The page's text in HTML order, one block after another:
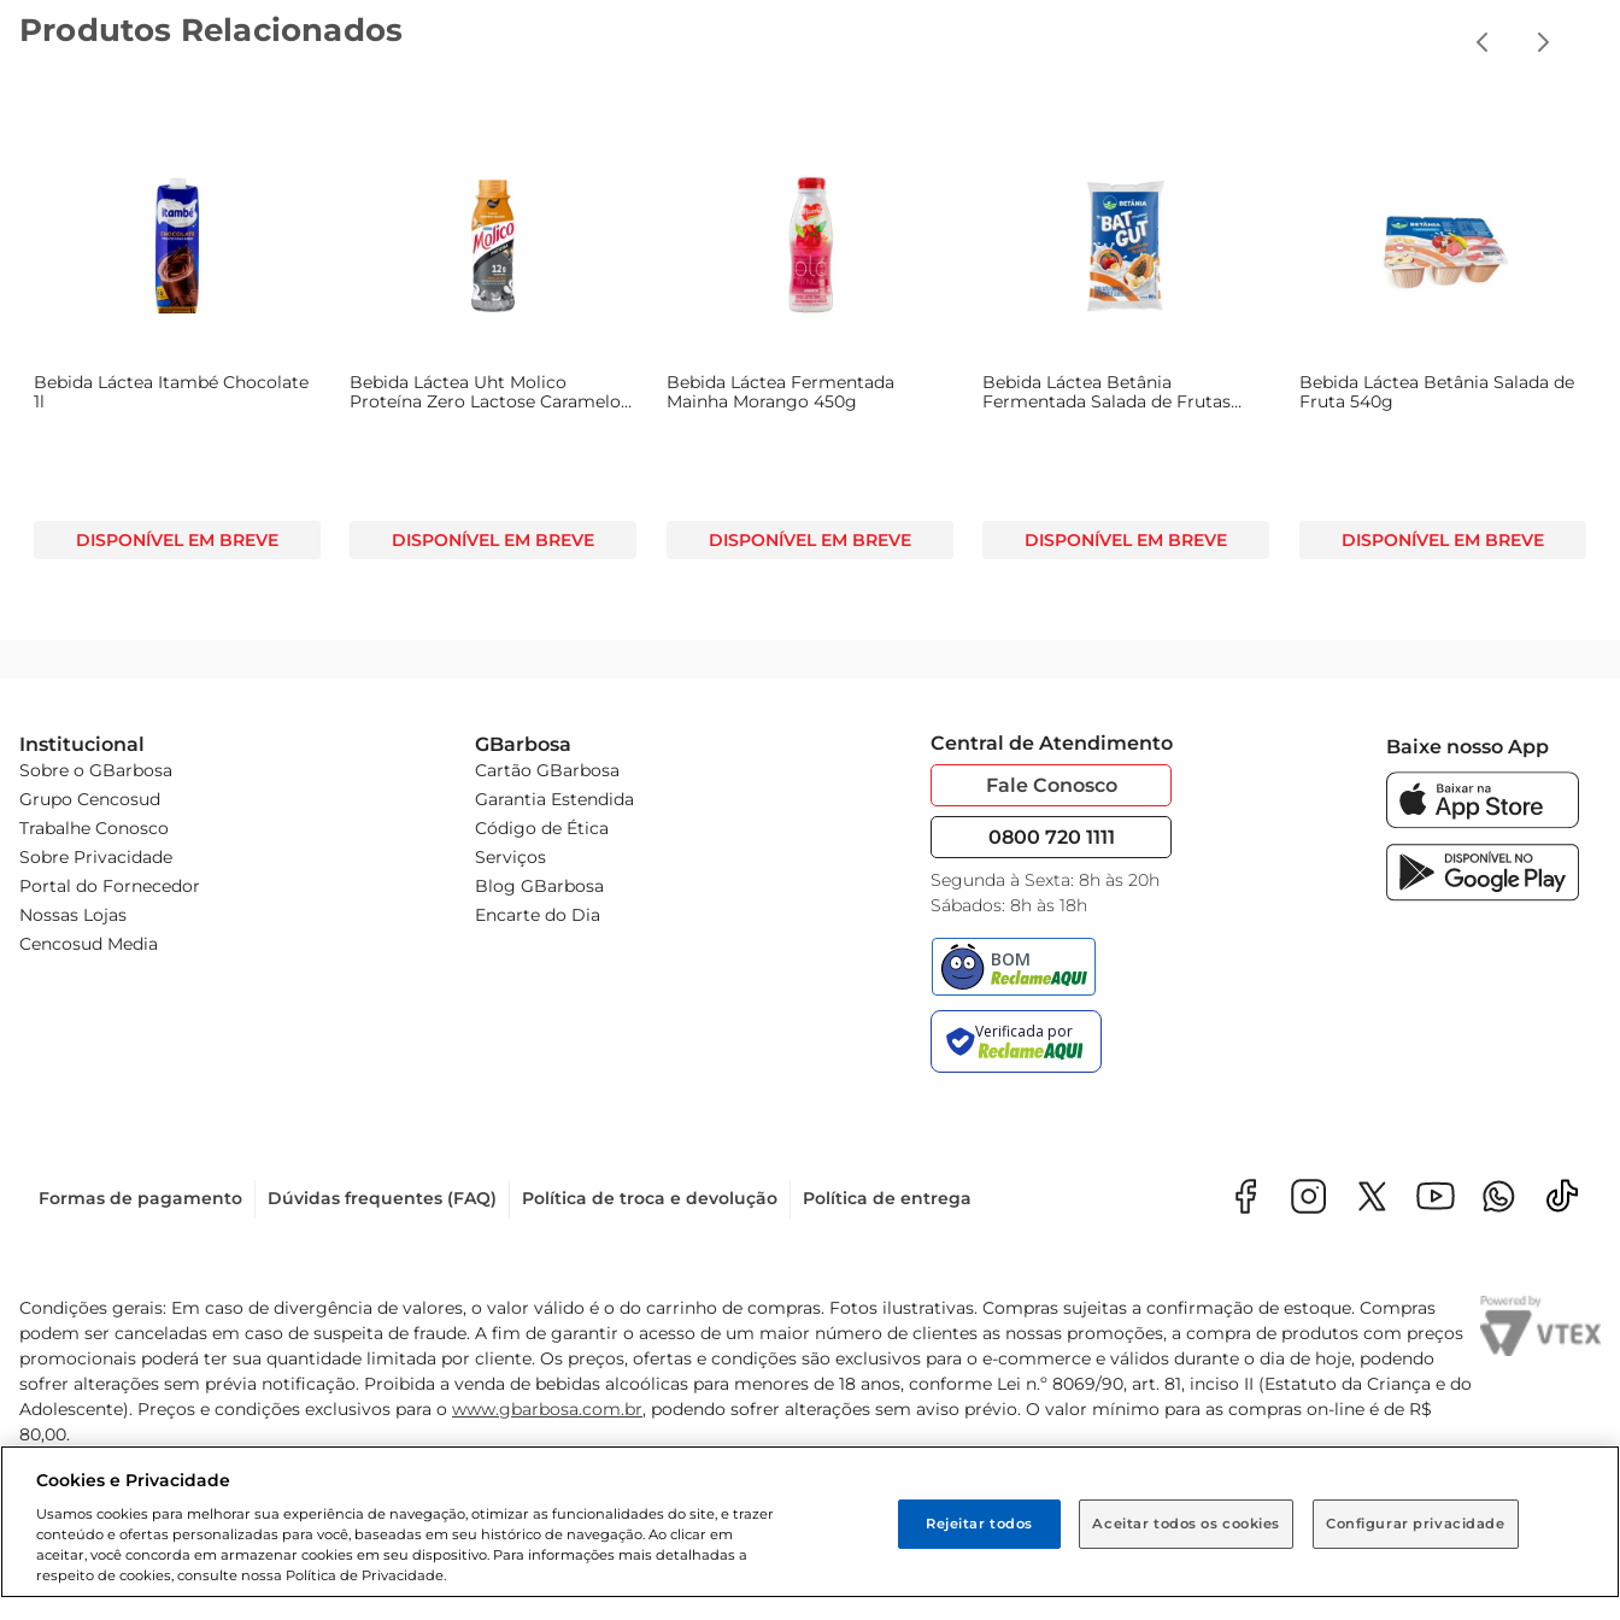
Produtos Relacionados
Bebida Láctea Itambé Chocolate
1l
DISPONÍVEL EM BREVE
Bebida Láctea Uht Molico
Proteína Zero Lactose Caramelo
DISPONÍVEL EM BREVE
Bebida Láctea Fermentada
Mainha Morango 450g
DISPONÍVEL EM BREVE
Bebida Láctea Betânia
Fermentada Salada de Frutas
DISPONÍVEL EM BREVE
Bebida Láctea Betânia Salada de
Fruta 540g
DISPONÍVEL EM BREVE
Institucional
Sobre o GBarbosa
Grupo Cencosud
Trabalhe Conosco
Sobre Privacidade
Portal do Fornecedor
Nossas Lojas
Cencosud Media
GBarbosa
Cartão GBarbosa
Garantia Estendida
Código de Ética
Serviços
Blog GBarbosa
Encarte do Dia
Central de Atendimento
Fale Conosco
0800 720 1111
Segunda à Sexta: 8h às 20h
Sábados: 8h às 18h
Baixe nosso App
Formas de pagamento Dúvidas frequentes (FAQ) Política de troca e devolução Política de entrega
Condições gerais: Em caso de divergência de valores, o valor válido é o do carrinho de compras. Fotos ilustrativas. Compras sujeitas a confirmação de estoque. Compras
podem ser canceladas em caso de suspeita de fraude. A fim de garantir o acesso de um maior número de clientes as nossas promoções, a compra de produtos com preços
promocionais poderá ter sua quantidade limitada por cliente. Os preços, ofertas e condições são exclusivos para o e-commerce e válidos durante o dia de hoje, podendo
sofrer alterações sem prévia notificação. Proibida a venda de bebidas alcoólicas para menores de 18 anos, conforme Lei n.º 8069/90, art. 81, inciso II (Estatuto da Criança e do
Adolescente). Preços e condições exclusivos para o www.gbarbosa.com.br, podendo sofrer alterações sem aviso prévio. O valor mínimo para as compras on-line é de R$
80,00.
Cookies e Privacidade
Usamos cookies para melhorar sua experiência de navegação, otimizar as funcionalidades do site, e trazer
conteúdo e ofertas personalizadas para você, baseadas em seu histórico de navegação. Ao clicar em
aceitar, você concorda em armazenar cookies em seu dispositivo. Para informações mais detalhadas a
respeito de cookies, consulte nossa Política de Privacidade.
Configurar privacidade
Rejeitar todos Aceitar todos os cookies